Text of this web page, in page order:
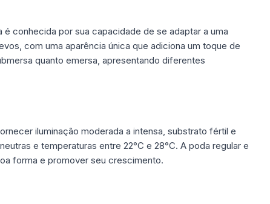
conhecida por sua capacidade de se adaptar a uma
com uma aparência única que adiciona um toque de
quanto emersa, apresentando diferentes
iluminação moderada a intensa, substrato fértil e
e temperaturas entre 22°C e 28°C. A poda regular e
forma e promover seu crescimento.